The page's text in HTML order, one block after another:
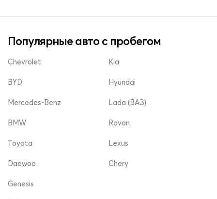
Популярные авто с пробегом
Chevrolet
BYD
Mercedes-Benz
Kia
Hyundai
Lada (ВАЗ)
BMW
Toyota
Daewoo
Ravon
Lexus
Chery
Genesis